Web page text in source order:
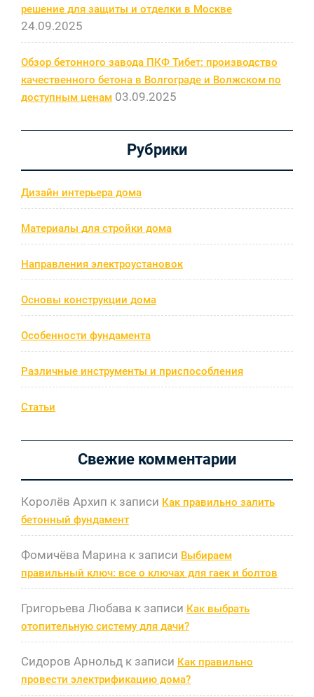
решение для защиты и отделки в Москве
24.09.2025
Обзор бетонного завода ПКФ Тибет: производство
качественного бетона в Волгограде и Волжском по
доступным ценам 03.09.2025
Рубрики
Дизайн интерьера дома
Материалы для стройки дома
Направления электроустановок
Основы конструкции дома
Особенности фундамента
Различные инструменты и приспособления
Статьи
Свежие комментарии
Королёв Архип к записи Как правильно залить
бетонный фундамент
Фомичёва Марина к записи Выбираем
правильный ключ: все о ключах для гаек и болтов
Григорьева Любава к записи Как выбрать
отопительную систему для дачи?
Сидоров Арнольд к записи Как правильно
провести электрификацию дома?